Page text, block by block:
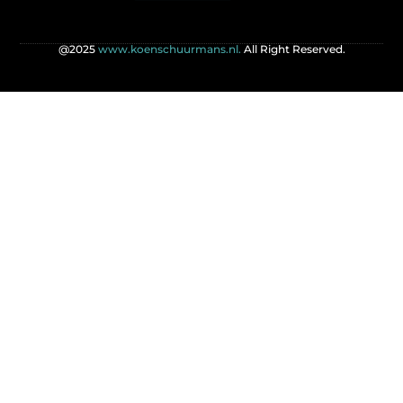
@2025 www.koenschuurmans.nl. All Right Reserved.